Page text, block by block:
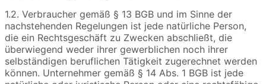
1.2. Verbraucher gemäß § 13 BGB und im Sinne der
nachstehenden Regelungen ist jede natürliche Person,
die ein Rechtsgeschäft zu Zwecken abschließt, die
überwiegend weder ihrer gewerblichen noch ihrer
selbständigen beruflichen Tätigkeit zugerechnet werden
können. Unternehmer gemäß § 14 Abs. 1 BGB ist jede